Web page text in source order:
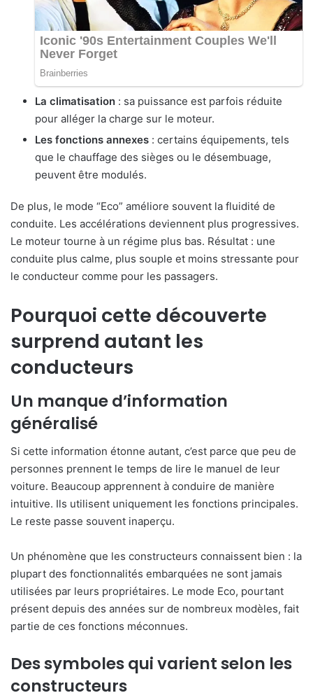
La climatisation : sa puissance est parfois réduite
pour alléger la charge sur le moteur.
Les fonctions annexes : certains équipements, tels
que le chauffage des sièges ou le désembuage,
peuvent être modulés.
De plus, le mode “Eco” améliore souvent la fluidité de
conduite. Les accélérations deviennent plus progressives.
Le moteur tourne à un régime plus bas. Résultat : une
conduite plus calme, plus souple et moins stressante pour
le conducteur comme pour les passagers.
Pourquoi cette découverte
surprend autant les
conducteurs
Un manque d’information
généralisé
Si cette information étonne autant, c’est parce que peu de
personnes prennent le temps de lire le manuel de leur
voiture. Beaucoup apprennent à conduire de manière
intuitive. Ils utilisent uniquement les fonctions principales.
Le reste passe souvent inaperçu.
Un phénomène que les constructeurs connaissent bien : la
plupart des fonctionnalités embarquées ne sont jamais
utilisées par leurs propriétaires. Le mode Eco, pourtant
présent depuis des années sur de nombreux modèles, fait
partie de ces fonctions méconnues.
Des symboles qui varient selon les
constructeurs